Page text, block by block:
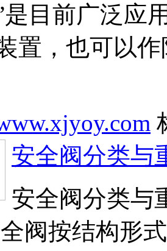
是目前广泛应
置，也可以
安全阀分类与
安全阀分类与
阀按结构形